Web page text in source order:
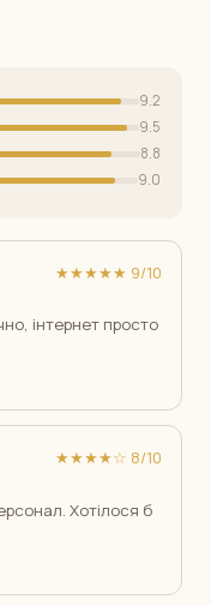
9.2
9.5
8.8
9.0
★★★★★ 9/10
інтернет просто
★★★★☆ 8/10
Хотілося б